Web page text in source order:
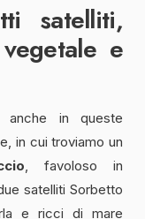
satelliti,
e
anche in queste
in cui troviamo un
, favoloso in
satelliti Sorbetto
e ricci di mare